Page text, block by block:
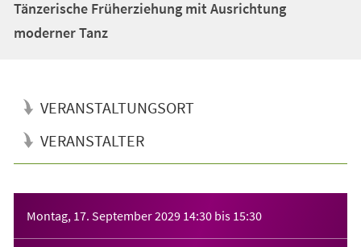
Tänzerische Früherziehung mit Ausrichtung
moderner Tanz
VERANSTALTUNGSORT
VERANSTALTER
Montag, 17. September 2029 14:30 bis 15:30